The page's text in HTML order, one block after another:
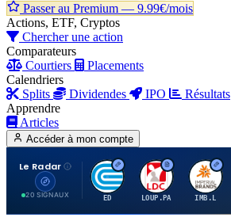
Passer au Premium — 9.99€/mois
Actions, ETF, Cryptos
Chercher une action
Comparateurs
Courtiers
Placements
Calendriers
Splits
Dividendes IPO
Résultats
Apprendre
Articles
Accéder à mon compte
Le Radar
20 SIGNAUX
C
ED
L
LOUP.PA
I
IMB.L